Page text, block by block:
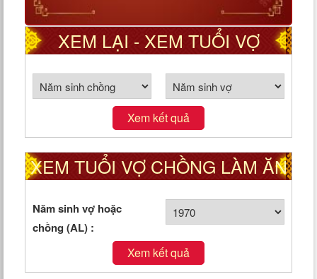
XEM LẠI - XEM TUỔI VỢ
CHỒNG THEO CUNG PHI
Xem kết quả
XEM TUỔI VỢ CHỒNG LÀM ĂN
TỐT HAY XẤU
Năm sinh vợ hoặc
chồng (AL) :
Xem kết quả